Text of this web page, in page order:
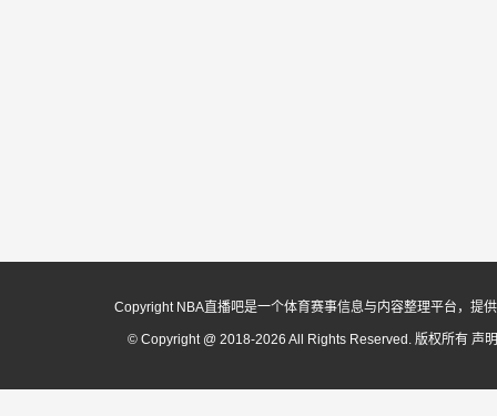
Copyright NBA直播吧是一个体育赛事信息与内容整理平台，提
© Copyright @ 2018-2026 All Rights Reserved. 版权所有 声